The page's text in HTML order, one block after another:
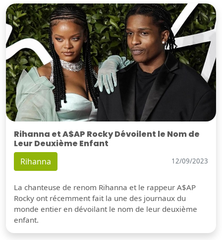
Rihanna et A$AP Rocky Dévoilent le Nom de
Leur Deuxième Enfant
Rihanna 12/09/2023
La chanteuse de renom Rihanna et le rappeur A$AP
Rocky ont récemment fait la une des journaux du
monde entier en dévoilant le nom de leur deuxième
enfant.